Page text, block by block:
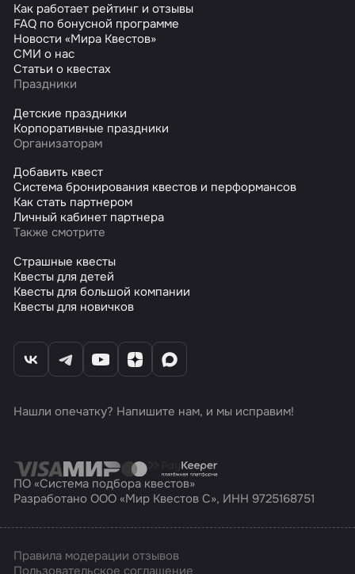
Как работает рейтинг и отзывы
FAQ по бонусной программе
Новости «Мира Квестов»
СМИ о нас
Статьи о квестах
Праздники
Детские праздники
Корпоративные праздники
Организаторам
Добавить квест
Система бронирования квестов и перформансов
Как стать партнером
Личный кабинет партнера
Также смотрите
Страшные квесты
Квесты для детей
Квесты для большой компании
Квесты для новичков
Нашли опечатку? Напишите нам, и мы исправим!
ПО «Система подбора квестов»
Разработано ООО «Мир Квестов С», ИНН 9725168751
Правила модерации отзывов
Пользовательское соглашение